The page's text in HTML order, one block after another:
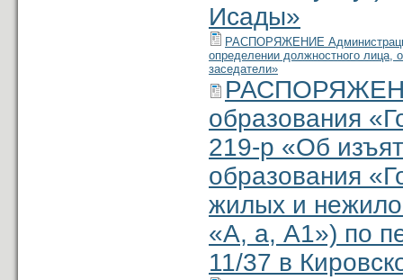
Исады»
РАСПОРЯЖЕНИЕ
определении должностного лица,
заседатели»
образования
219-р «Об
образования
жилых и
«А, а, А1») по
11/37 в